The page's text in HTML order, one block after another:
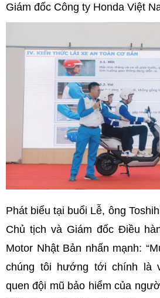
Giám đốc Công ty Honda Việt
Phát biểu tại buổi Lễ, ông
Chủ tịch và Giám đốc Điều
Motor Nhật Bản nhấn mạnh:
chúng tôi hướng tới chính là
quen đội mũ bảo hiểm của